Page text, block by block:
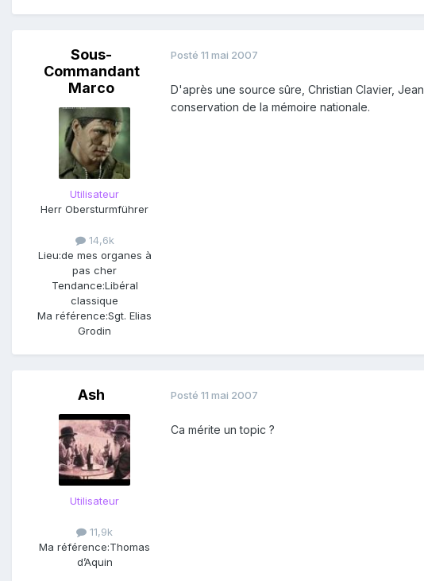
Sous-
Commandant
Marco
Utilisateur
Herr Obersturmführer
14,6k
Lieu:de mes organes à
pas cher
Tendance:Libéral
classique
Ma référence:Sgt. Elias
Grodin
Posté 11 mai 2007
D'après une source sûre, Christian Clavier,
conservation de la mémoire nationale.
Ash
Utilisateur
11,9k
Ma référence:Thomas
d’Aquin
Posté 11 mai 2007
Ca mérite un topic ?